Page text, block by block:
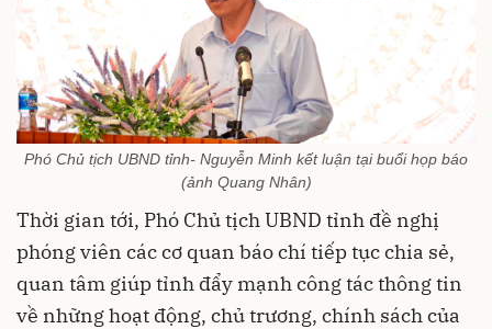
Phó Chủ tịch UBND tỉnh- Nguyễn Minh kết luận tại buổi họp báo
(ảnh Quang Nhân)
Thời gian tới, Phó Chủ tịch UBND tỉnh đề nghị
phóng viên các cơ quan báo chí tiếp tục chia sẻ,
quan tâm giúp tỉnh đẩy mạnh công tác thông tin
về những hoạt động, chủ trương, chính sách của